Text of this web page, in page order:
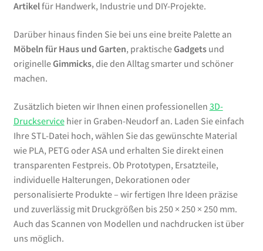
Artikelfür Handwerk, Industrie und DIY-Projekte.
Darüber hinaus finden Sie bei uns eine breite Palette an
Möbeln für Haus und Garten, praktischeGadgetsund
originelleGimmicks, die den Alltag smarter und schöner
machen.
Zusätzlich bieten wir Ihnen einen professionellen 3D-
Druckservicehier in Graben-Neudorf an. Laden Sie einfach
Ihre STL-Datei hoch, wählen Sie das gewünschte Material
wie PLA, PETG oder ASA und erhalten Sie direkt einen
transparenten Festpreis. Ob Prototypen, Ersatzteile,
individuelle Halterungen, Dekorationen oder
personalisierte Produkte – wir fertigen Ihre Ideen präzise
und zuverlässig mit Druckgrößen bis 250 × 250 × 250 mm.
Auch das Scannen von Modellen und nachdrucken ist über
uns möglich.